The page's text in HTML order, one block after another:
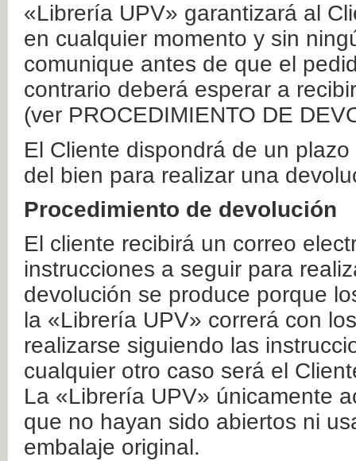
«Librería UPV» garantizará al
en cualquier momento y sin
comunique antes de que el
contrario deberá esperar a
(ver PROCEDIMIENTO DE
El Cliente dispondrá de un
del bien para realizar una
Procedimiento de devolución
El cliente recibirá un correo
instrucciones a seguir para
devolución se produce porque
la «Librería UPV» correrá con
realizarse siguiendo las
cualquier otro caso será el
La «Librería UPV» únicamente
que no hayan sido abiertos ni
embalaje original.